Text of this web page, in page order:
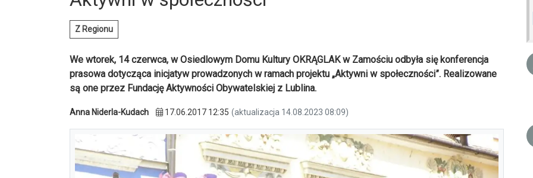
Z Regionu
We wtorek, 14 czerwca, w Osiedlowym Domu Kultury OKRĄGLAK w Zamościu odbyła się konferencja
prasowa dotycząca inicjatyw prowadzonych w ramach projektu „Aktywni w społeczności”. Realizowane
są one przez Fundację Aktywności Obywatelskiej z Lublina.
Anna Niderla-Kudach 17.06.2017 12:35 (aktualizacja 14.08.2023 08:09)